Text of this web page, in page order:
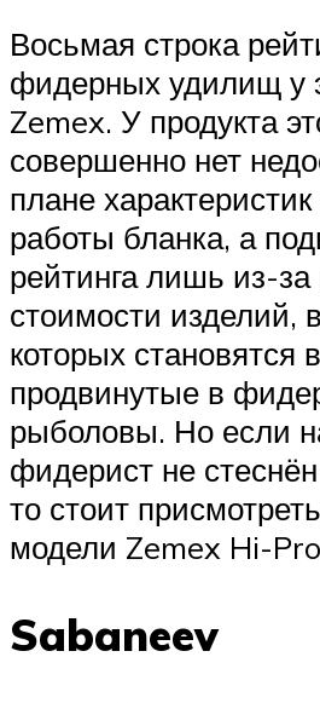
Восьмая строка
фидерных удилищ у
Zemex. У продукта
совершенно нет
плане
работы бланка, а
рейтинга лишь из-за
стоимости изделий,
которых становятся
продвинутые в
рыболовы. Но если
фидерист не
то стоит
модели Zemex Hi-
Sabaneev